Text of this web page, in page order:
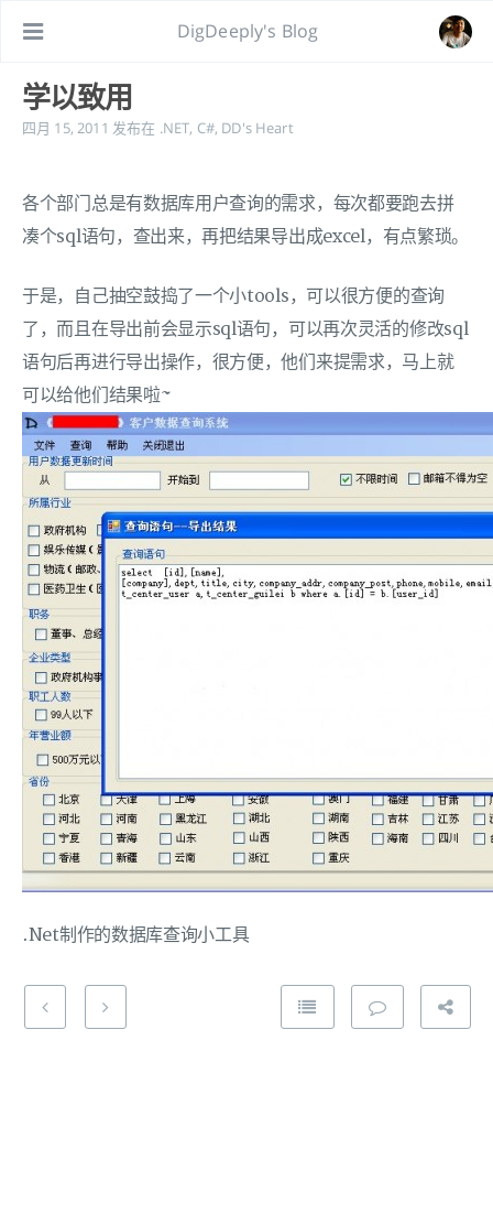
DigDeeply's Blog
学以致用
四月 15, 2011 发布在 .NET, C#, DD's Heart
各个部门总是有数据库用户查询的需求，每次都要跑去拼
凑个sql语句，查出来，再把结果导出成excel，有点繁琐。
于是，自己抽空鼓捣了一个小tools，可以很方便的查询
了，而且在导出前会显示sql语句，可以再次灵活的修改sql
语句后再进行导出操作，很方便，他们来提需求，马上就
可以给他们结果啦~
.Net制作的数据库查询小工具